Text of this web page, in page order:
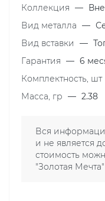
Коллекция —
Вид металла —
Вид вставки
—
Гарантия — 6
Комплектность, шт
Масса, гр — 2.38
Вся
и не является
стоимость
"Золотая Мечта"